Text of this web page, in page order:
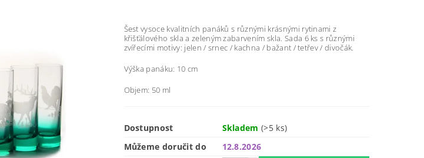
Šest vysoce kvalitních panáků s různými krásnými rytinami z
křišťálového skla a zeleným zabarvením skla. Sada 6 ks s různými
zvířecími motivy: jelen / srnec / kachna / bažant / tetřev / divočák.
Výška panáku: 10 cm
Objem: 50 ml
Dostupnost Skladem(>5 ks)
Můžeme doručit do
12.8.2026